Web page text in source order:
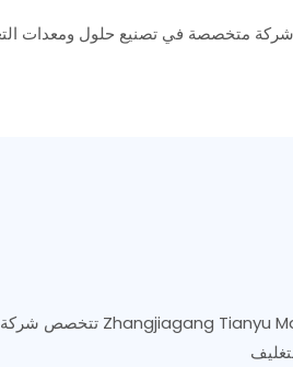
تتخصص شركة Zhangjiagang Tianyu Machinery Co., Ltd. في إنتاج المشروبات مثل المياه المعبأة في زجاجات والعصائر والمياه المعبأة في براميل،